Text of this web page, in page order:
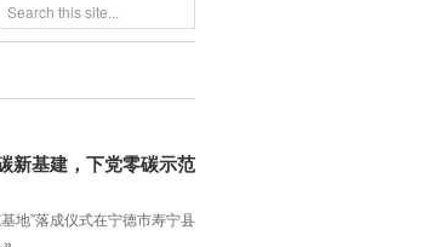
新基建，下党零碳示范
地”落成仪式在宁德市寿宁县